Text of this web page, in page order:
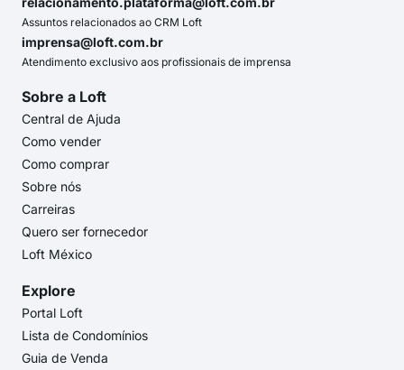
Assuntos relacionados ao CRM Loft
imprensa@loft.com.br
Atendimento exclusivo aos profissionais de imprensa
Sobre a Loft
Central de Ajuda
Como vender
Como comprar
Sobre nós
Carreiras
Quero ser fornecedor
Loft México
Explore
Portal Loft
Lista de Condomínios
Guia de Venda